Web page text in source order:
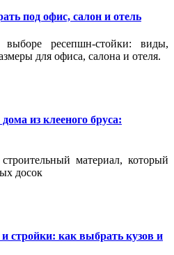
под офис, салон и отель
выборе ресепшн-стойки: виды,
для офиса, салона и отеля.
из клееного бруса:
материал, который
досок
стройки: как выбрать кузов и